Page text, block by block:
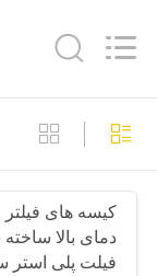
خانه
محصولات
دربارهی
Filter
Environmental
کیسه
غبار
115
کیسه های فیلتر
دمای بالا ساخته
فیلت پلی استر